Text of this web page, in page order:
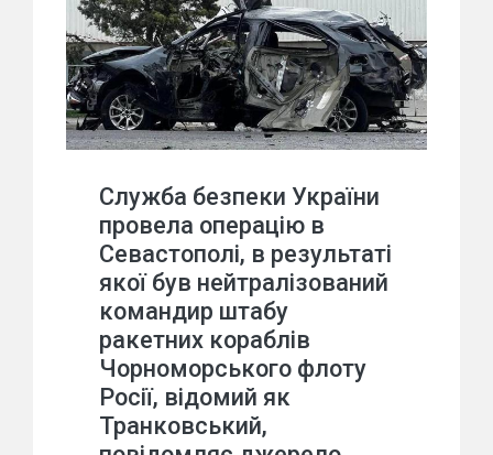
Служба безпеки України
провела операцію в
Севастополі, в результаті
якої був нейтралізований
командир штабу
ракетних кораблів
Чорноморського флоту
Росії, відомий як
Транковський,